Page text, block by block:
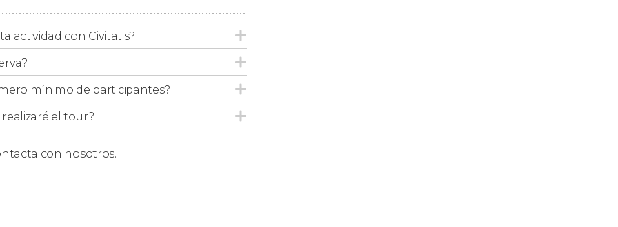
y apartamentos del centro de Asuán.
en una de las siguientes islas de
Occidental (Gharb Aswan), os recogeremos
(Guizirit Alfantin)
actividad con Civitatis?
mínimo de participantes?
el tour?
con nosotros.